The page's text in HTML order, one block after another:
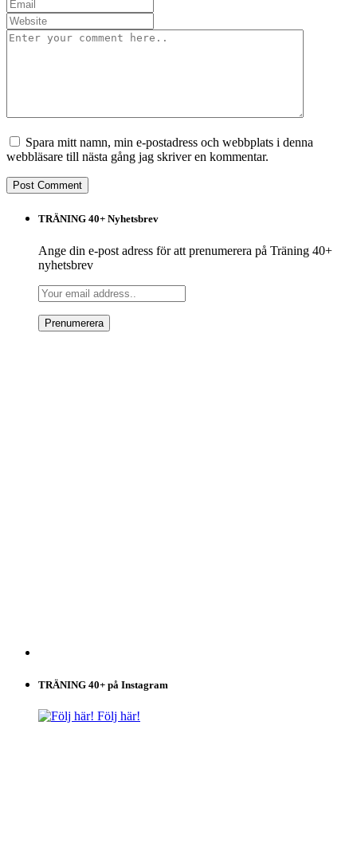
Spara mitt namn, min e-postadress och webbplats i denna
webbläsare till nästa gång jag skriver en kommentar.
TRÄNING 40+ Nyhetsbrev
Ange din e-post adress för att prenumerera på Träning 40+
nyhetsbrev
TRÄNING 40+ på Instagram
Följ här!